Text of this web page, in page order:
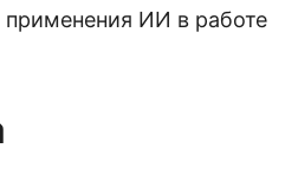
ИИ в работе